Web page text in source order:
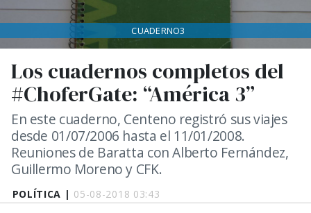
POLÍTICA | 05-08-2018 03:43
Los cuadernos completos del
#ChoferGate: “América 3”
En este cuaderno, Centeno registró sus viajes
desde 01/07/2006 hasta el 11/01/2008.
Reuniones de Baratta con Alberto Fernández,
Guillermo Moreno y CFK.
CUADERNO3